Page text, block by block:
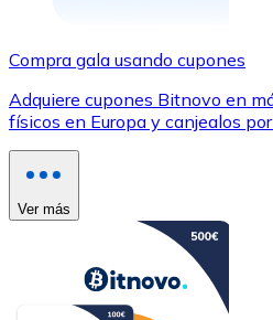
Compra gala usando cupones
Adquiere cupones Bitnovo en
físicos en Europa y canjealos
Ver más